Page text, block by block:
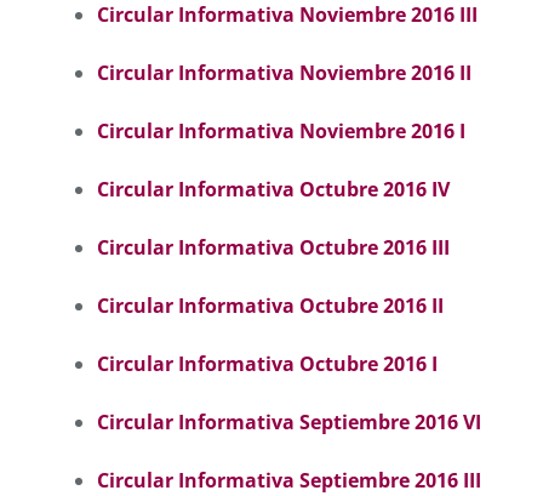
Circular Informativa Noviembre 2016 III
Circular Informativa Noviembre 2016 II
Circular Informativa Noviembre 2016 I
Circular Informativa Octubre 2016 IV
Circular Informativa Octubre 2016 III
Circular Informativa Octubre 2016 II
Circular Informativa Octubre 2016 I
Circular Informativa Septiembre 2016 VI
Circular Informativa Septiembre 2016 III